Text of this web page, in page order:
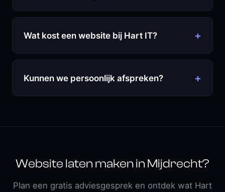
Wat kost een website bij Hart IT?
Kunnen we persoonlijk afspreken?
Website laten maken in Mijdrecht?
Plan een gratis adviesgesprek en ontdek wat Hart